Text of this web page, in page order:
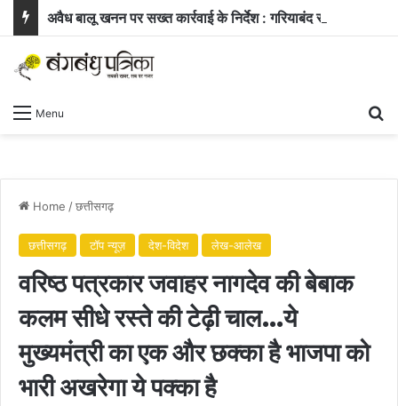
Menu
Home /छत्तीसगढ़
छत्तीसगढ़ टॉप न्यूज़ देश-विदेश लेख-आलेख
वरिष्ठ पत्रकार जवाहर नागदेव की बेबाक
कलम सीधे रस्ते की टेढ़ी चाल…ये
मुख्यमंत्री का एक और छक्का है भाजपा को
भारी अखरेगा ये पक्का है